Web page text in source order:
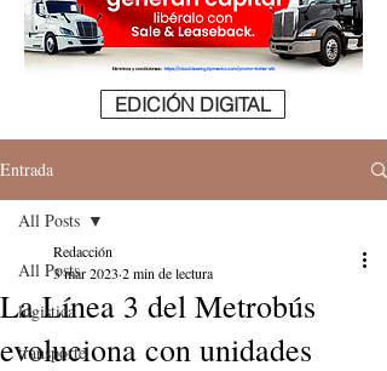
EDICIÓN DIGITAL
Entrada
All Posts
logistica
transporte
All Posts
La Línea 3 del Metrobús
evoluciona con unidades
Redacción
3 mar 2023 2 min de lectura